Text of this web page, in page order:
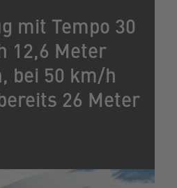
mit Tempo 30
12,6 Meter
bei 50 km/h
26 Meter